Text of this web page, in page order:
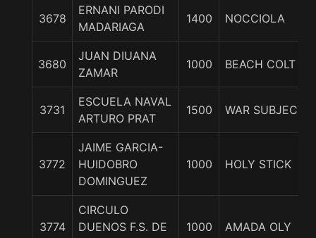
3678
ERNANI PARODI
MADARIAGA
1400 NOCCIOLA
3680
JUAN DIUANA
ZAMAR
1000 BEACH COLT
3731
ESCUELA NAVAL
ARTURO PRAT
1500 WAR
3772
JAIME GARCIA-
HUIDOBRO
DOMINGUEZ
1000 HOLY STICK
3774
CIRCULO
DUENOS F.S. DE
1000 AMADA OLY